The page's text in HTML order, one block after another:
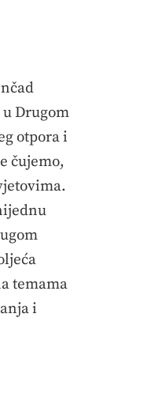
Drugom
otpora i
čujemo,
temama
i